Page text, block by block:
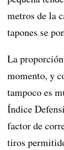
metros de la
tapones se
La
momento, y
tampoco es
Índice
factor de
tiros